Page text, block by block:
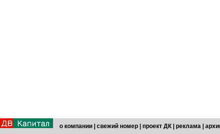
о компании свежий номер проект ДК реклама